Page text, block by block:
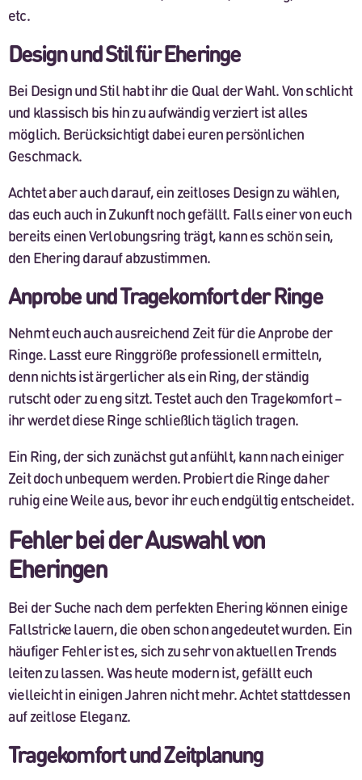
etc.
Design und Stil für Eheringe
Bei Design und Stil habt ihr die Qual der Wahl. Von schlicht
und klassisch bis hin zu aufwändig verziert ist alles
möglich. Berücksichtigt dabei euren persönlichen
Geschmack.
Achtet aber auch darauf, ein zeitloses Design zu wählen,
das euch auch in Zukunft noch gefällt. Falls einer von euch
bereits einen Verlobungsring trägt, kann es schön sein,
den Ehering darauf abzustimmen.
Anprobe und Tragekomfort der Ringe
Nehmt euch auch ausreichend Zeit für die Anprobe der
Ringe. Lasst eure Ringgröße professionell ermitteln,
denn nichts ist ärgerlicher als ein Ring, der ständig
rutscht oder zu eng sitzt. Testet auch den Tragekomfort –
ihr werdet diese Ringe schließlich täglich tragen.
Ein Ring, der sich zunächst gut anfühlt, kann nach einiger
Zeit doch unbequem werden. Probiert die Ringe daher
ruhig eine Weile aus, bevor ihr euch endgültig entscheidet.
Fehler bei der Auswahl von
Eheringen
Bei der Suche nach dem perfekten Ehering können einige
Fallstricke lauern, die oben schon angedeutet wurden. Ein
häufiger Fehler ist es, sich zu sehr von aktuellen Trends
leiten zu lassen. Was heute modern ist, gefällt euch
vielleicht in einigen Jahren nicht mehr. Achtet stattdessen
auf zeitlose Eleganz.
Tragekomfort und Zeitplanung